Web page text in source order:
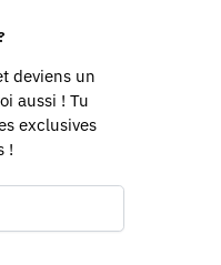
deviens un
aussi ! Tu
exclusives
!